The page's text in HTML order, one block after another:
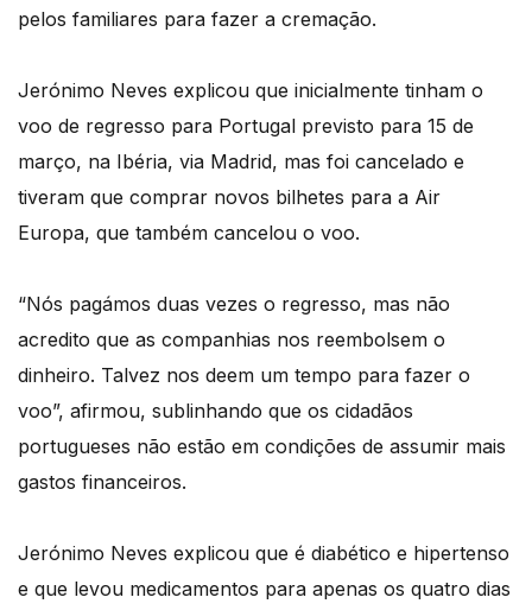
pelos familiares para fazer a cremação.
Jerónimo Neves explicou que inicialmente tinham o
voo de regresso para Portugal previsto para 15 de
março, na Ibéria, via Madrid, mas foi cancelado e
tiveram que comprar novos bilhetes para a Air
Europa, que também cancelou o voo.
“Nós pagámos duas vezes o regresso, mas não
acredito que as companhias nos reembolsem o
dinheiro. Talvez nos deem um tempo para fazer o
voo”, afirmou, sublinhando que os cidadãos
portugueses não estão em condições de assumir mais
gastos financeiros.
Jerónimo Neves explicou que é diabético e hipertenso
e que levou medicamentos para apenas os quatro dias